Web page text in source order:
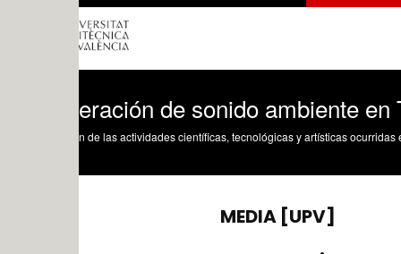
de sonido ambiente en The
de las actividades científicas, tecnológicas y artísticas ocurridas en los tres